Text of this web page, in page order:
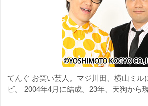
てんぐ お笑い芸人。マジ川田、横山ミル
ビ。 2004年4月に結成。23年、天狗から